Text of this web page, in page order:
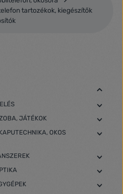
tartozékok, kiegészítők
JÁTÉKOK
OKOS